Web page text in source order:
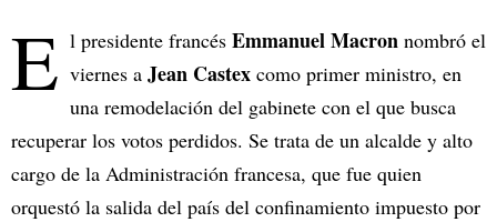
E l presidente francés Emmanuel Macron nombró el
viernes a Jean Castex como primer ministro, en
una remodelación del gabinete con el que busca
recuperar los votos perdidos. Se trata de un alcalde y alto
cargo de la Administración francesa, que fue quien
orquestó la salida del país del confinamiento impuesto por